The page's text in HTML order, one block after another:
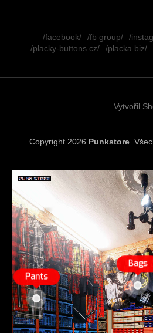
/facebook/ /fb group/ /
/placky-buttons.cz/
/placka.biz/
Vytvořil
Copyright 2026 Punkstore .